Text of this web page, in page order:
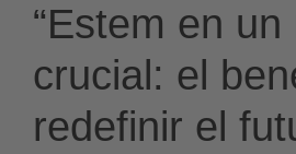
“Estem en
crucial: el
redefinir el